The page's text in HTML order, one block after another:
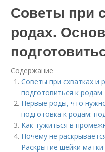
Советы при
родах.
Содержание
Советы при схватках и
подготовиться к родам
Первые роды, что
подготовка к родам:
Как тужиться в
Почему не
Раскрытие шейки